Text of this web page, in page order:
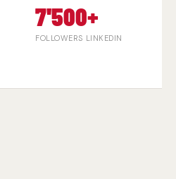
7'500+
FOLLOWERS LINKEDIN